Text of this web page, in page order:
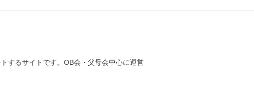
するサイトです。OB会・父母会中心に運営